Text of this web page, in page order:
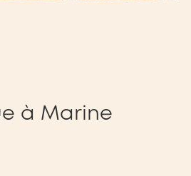
à Marine